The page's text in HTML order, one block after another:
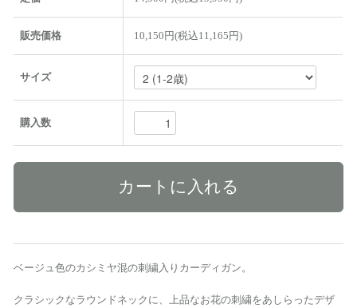
販売価格 10,150円(税込11,165円)
サイズ
購入数
ベージュ色のカシミヤ混の刺繍入りカーディガン。
クラシックなラウンドネックに、上品なお花の刺繍をあしらったデザ